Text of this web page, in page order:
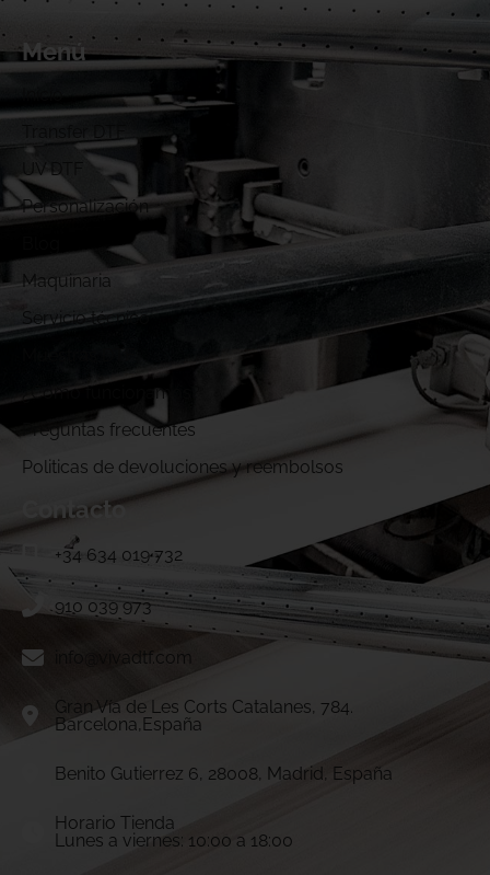
Menú
UV DTF
Personalización
Maquinaria
Servicio técnico
¿Cómo funcionamos?
Preguntas frecuentes
Politicas de devoluciones y reembolsos
Contacto
+34 634 019 732
910 039 973
info@vivadtf.com
Gran Vía de Les Corts Catalanes, 784.
Barcelona,España
Benito Gutierrez 6, 28008, Madrid, España
Horario Tienda
Lunes a viernes: 10:00 a 18:00